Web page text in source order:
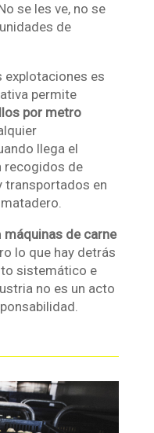
se les ve, no se
de
explotaciones es
permite
por metro
llega el
recogidos de
transportados en
máquinas de carne
lo que hay detrás
sistemático e
no es un acto